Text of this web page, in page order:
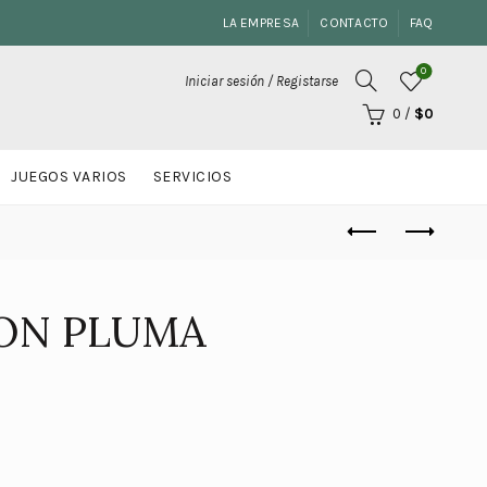
LA EMPRESA CONTACTO FAQ
Iniciar sesión / Registarse
0
0 / $0
JUEGOS VARIOS SERVICIOS
PLUMA